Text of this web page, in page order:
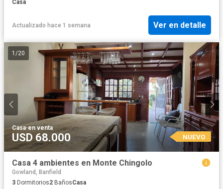
Casa
Actualizado hace 1 semana Ver en detalle
1 /20
Casa·en venta
USD 68.000 NUEVO
Casa 4 ambientes en Monte Chingolo
Gowland, Banfield
3 Dormitorios2 BañosCasa